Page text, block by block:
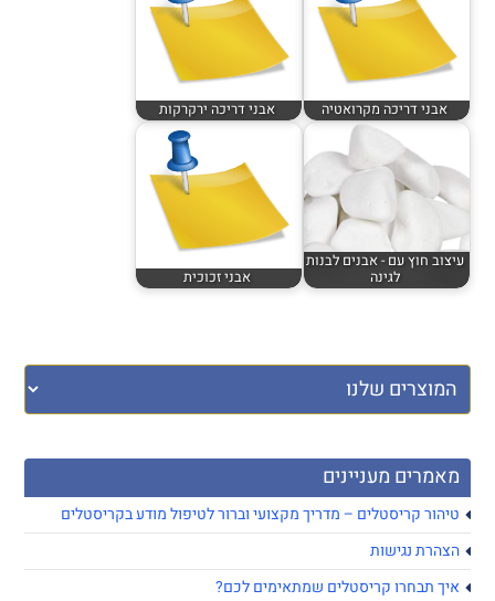
מאמרים מעניינים
טיהור קריסטלים – מדריך מקצועי וברור לטיפול מודע בקריסטלים
הצהרת נגישות
איך תבחרו קריסטלים שמתאימים לכם?
אבני דריכה מקרואטיה אבני דריכה ירקרקות
עיצוב חוץ עם - אבנים לבנות
לגינה
אבני זכוכית